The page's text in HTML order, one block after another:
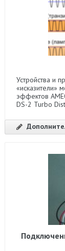
Устройства и
«исказители»
эффектов
DS-2 Turbo